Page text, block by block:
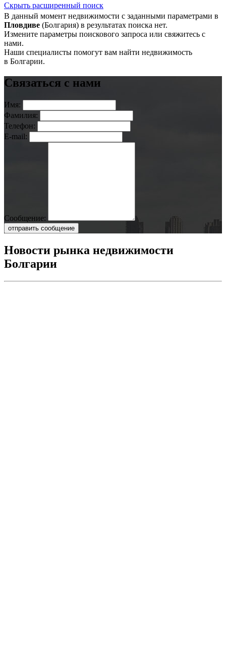
Скрыть расширенный поиск
В данный момент недвижимости с заданными параметрами в
Пловдиве (Болгария) в результатах поиска нет.
Измените параметры поискового запроса или свяжитесь с
нами.
Наши специалисты помогут вам найти недвижимость
в Болгарии.
Связаться с нами
Имя:
Фамилия:
Телефон:
E-mail:
Сообщение:
отправить сообщение
Новости рынка недвижимости
Болгарии